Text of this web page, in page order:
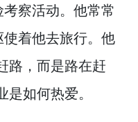
察活动。 他常常
着他去旅行。 他
路， 而是路在赶
如何热爱。